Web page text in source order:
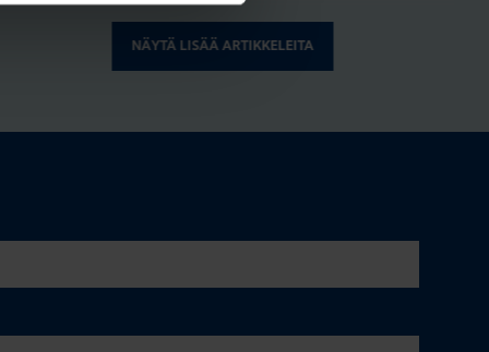
KATSO KAIKKI ARTIKKELIT
NÄYTÄ LISÄÄ ARTIKKELEITA